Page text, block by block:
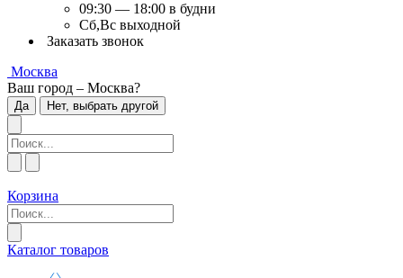
09:30 — 18:00 в будни
Сб,Вс выходной
Заказать звонок
Москва
Ваш город – Москва?
Да Нет, выбрать другой
Корзина
Каталог товаров